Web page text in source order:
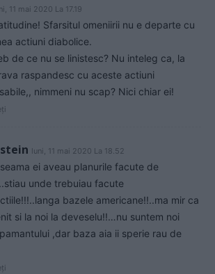
11 mai 2020 La 17.19
Sfarsitul omeniirii nu e departe cu
actiuni diabolice.
de ce nu se linistesc? Nu inteleg ca, la
raspandesc cu aceste actiuni
nimmeni nu scap? Nici chiar ei!
luni, 11 mai 2020 La 18.52
ei aveau planurile facute de
unde trebuiau facute
bazele americane!!..ma mir ca
si la noi la deveselu!!…nu suntem noi
,dar baza aia ii sperie rau de